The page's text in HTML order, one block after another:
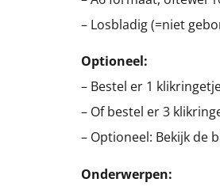
– Losbladig (=niet
Optioneel:
– Bestel er 1
– Of bestel er 3
– Optioneel: Bekijk de
Onderwerpen: